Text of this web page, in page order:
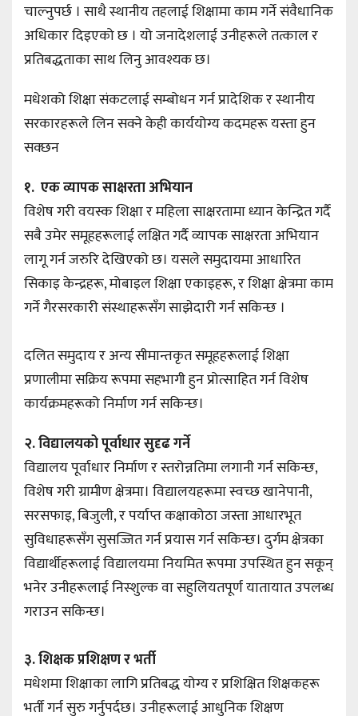
चाल्नुपर्छ । साथै स्थानीय तहलाई शिक्षामा काम गर्ने संवैधानिक
अधिकार दिइएको छ । यो जनादेशलाई उनीहरूले तत्काल र
प्रतिबद्धताका साथ लिनु आवश्यक छ।
मधेशको शिक्षा संकटलाई सम्बोधन गर्न प्रादेशिक र स्थानीय
सरकारहरूले लिन सक्ने केही कार्ययोग्य कदमहरू यस्ता हुन
सक्छन
१. एक व्यापक साक्षरता अभियान
विशेष गरी वयस्क शिक्षा र महिला साक्षरतामा ध्यान केन्द्रित गर्दै
सबै उमेर समूहहरूलाई लक्षित गर्दै व्यापक साक्षरता अभियान
लागू गर्न जरुरि देखिएको छ। यसले समुदायमा आधारित
सिकाइ केन्द्रहरू, मोबाइल शिक्षा एकाइहरू, र शिक्षा क्षेत्रमा काम
गर्ने गैरसरकारी संस्थाहरूसँग साझेदारी गर्न सकिन्छ ।
दलित समुदाय र अन्य सीमान्तकृत समूहहरूलाई शिक्षा
प्रणालीमा सक्रिय रूपमा सहभागी हुन प्रोत्साहित गर्न विशेष
कार्यक्रमहरूको निर्माण गर्न सकिन्छ।
२. विद्यालयको पूर्वाधार सुदृढ गर्ने
विद्यालय पूर्वाधार निर्माण र स्तरोन्नतिमा लगानी गर्न सकिन्छ,
विशेष गरी ग्रामीण क्षेत्रमा। विद्यालयहरूमा स्वच्छ खानेपानी,
सरसफाइ, बिजुली, र पर्याप्त कक्षाकोठा जस्ता आधारभूत
सुविधाहरूसँग सुसज्जित गर्न प्रयास गर्न सकिन्छ। दुर्गम क्षेत्रका
विद्यार्थीहरूलाई विद्यालयमा नियमित रूपमा उपस्थित हुन सकून्
भनेर उनीहरूलाई निस्शुल्क वा सहुलियतपूर्ण यातायात उपलब्ध
गराउन सकिन्छ।
३. शिक्षक प्रशिक्षण र भर्ती
मधेशमा शिक्षाका लागि प्रतिबद्ध योग्य र प्रशिक्षित शिक्षकहरू
भर्ती गर्न सुरु गर्नुपर्दछ। उनीहरूलाई आधुनिक शिक्षण